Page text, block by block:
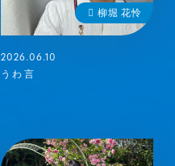
柳堀 花怜
2026.06.10
うわ言